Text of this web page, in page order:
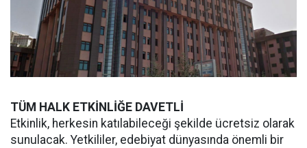
TÜM HALK ETKİNLİĞE DAVETLİ
Etkinlik, herkesin katılabileceği şekilde ücretsiz olarak
sunulacak. Yetkililer, edebiyat dünyasında önemli bir